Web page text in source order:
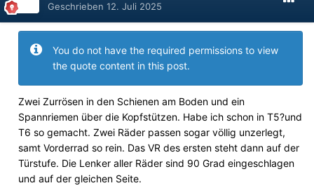
Geschrieben 12. Juli 2025
You do not have the required permissions to view
the quote content in this post.
Zwei Zurrösen in den Schienen am Boden und ein
Spannriemen über die Kopfstützen. Habe ich schon in T5?und
T6 so gemacht. Zwei Räder passen sogar völlig unzerlegt,
samt Vorderrad so rein. Das VR des ersten steht dann auf der
Türstufe. Die Lenker aller Räder sind 90 Grad eingeschlagen
und auf der gleichen Seite.